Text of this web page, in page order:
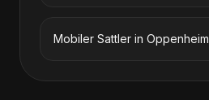
Mobiler Sattler in Oppenheim